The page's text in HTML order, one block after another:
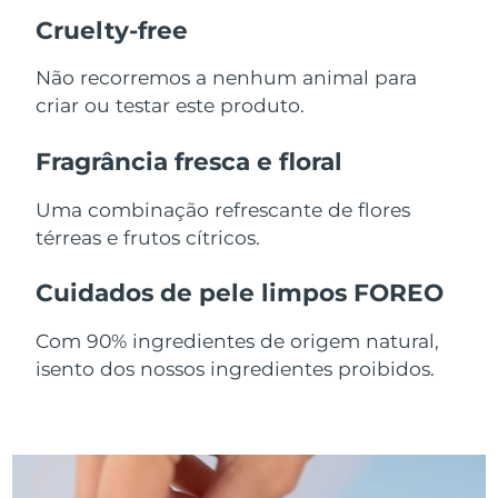
Cruelty-free
Não recorremos a nenhum animal para
criar ou testar este produto.
Fragrância fresca e floral
Uma combinação refrescante de flores
térreas e frutos cítricos.
Cuidados de pele limpos FOREO
Com 90% ingredientes de origem natural,
isento dos nossos ingredientes proibidos.
Singapura
Eslováquia Entrega prevista
Eslovênia
África do Sul
Coreia do Sul Entrega prevista
Espanha Entrega prevista11/08/2026
Suécia Entrega prevista 11/08/2026
Taiwan Entrega prevista16/08/2026